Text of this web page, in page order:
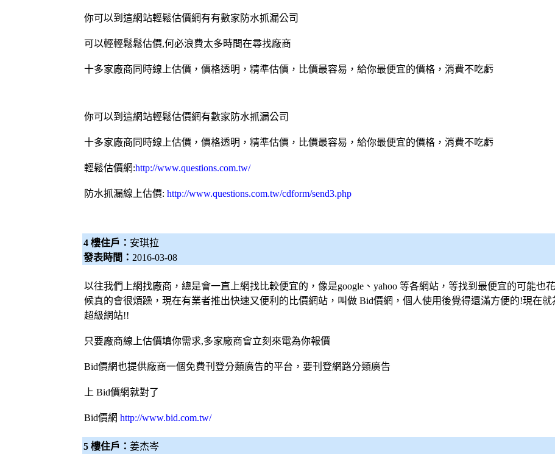
你可以到這網站輕鬆估價網有有數家 防水抓漏公司
可以輕輕鬆鬆估價,何必浪費太多時間在尋找廠商
十多家廠商同時線上估價，價格透明，精準估價，比價最容易，給你最便宜的價格，消費不吃虧
你可以到這網站輕鬆估價網有數家 防水抓漏公司
十多家廠商同時線上估價，價格透明，精準估價，比價最容易，給你最便宜的價格，消費不吃虧
輕鬆估價網:http://www.questions.com.tw/
防水抓漏線上估價: http://www.questions.com.tw/cdform/send3.php
4 樓住戶： 安琪拉
發表時間： 2016-03-08
以往我們上網找廠商，總是會一直上網找比較便宜的，像是google、yahoo 等各網站，等找到最便宜的可能也
候真的會很煩躁，現在有業者推出快速又便利的比價網站，叫做 Bid價網 ，個人使用後覺得還滿方便的!現在
超級網站!!
只要廠商線上估價填你需求,多家廠商會立刻來電為你報價
Bid價網也提供廠商一個免費刊登分類廣告的平台，要刊登網路分類廣告
上 Bid價網就對了
Bid價網 http://www.bid.com.tw/
5 樓住戶： 姜杰岑